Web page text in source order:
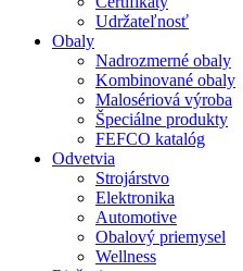
Udržateľnosť
Obaly
Nadrozmerné obaly
Kombinované obaly
Malosériová výroba
Špeciálne produkty
FEFCO katalóg
Odvetvia
Strojárstvo
Elektronika
Automotive
Obalový priemysel
Wellness